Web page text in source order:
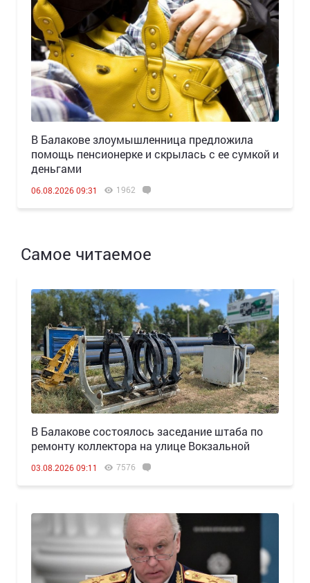
В Балакове злоумышленница предложила
помощь пенсионерке и скрылась с ее сумкой и
деньгами
06.08.2026 09:31 1962
Самое читаемое
В Балакове состоялось заседание штаба по
ремонту коллектора на улице Вокзальной
03.08.2026 09:11 7576